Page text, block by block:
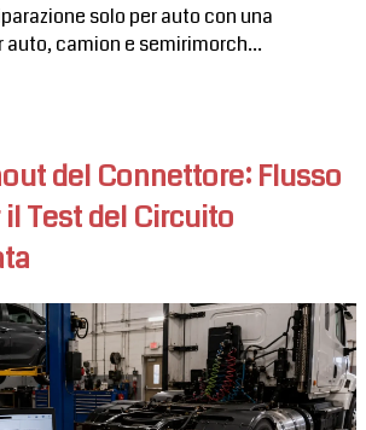
solo per auto con una
camion e semirimorch...
del Connettore: Flusso
Test del Circuito